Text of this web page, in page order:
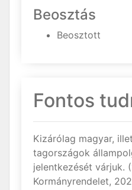
Beosztás
Beosztott
Fontos
Kizárólag magyar,
tagországok
jelentkezését várjuk.
Kormányrendelet,